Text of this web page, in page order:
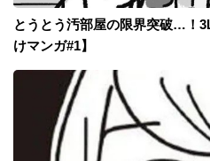
とうとう汚部屋の限界突破…！
けマンガ#1】